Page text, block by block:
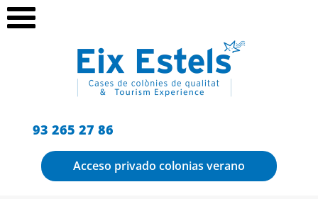
93 265 27 86
Acceso privado colonias verano